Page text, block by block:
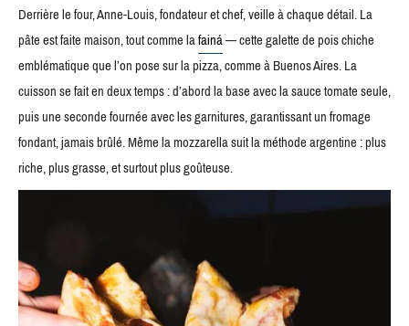
Derrière le four, Anne-Louis, fondateur et chef, veille à chaque détail. La
pâte est faite maison, tout comme lafainá— cette galette de pois chiche
emblématique que l’on pose sur la pizza, comme à Buenos Aires. La
cuisson se fait en deux temps : d’abord la base avec la sauce tomate seule,
puis une seconde fournée avec les garnitures, garantissant un fromage
fondant, jamais brûlé. Même la mozzarella suit la méthode argentine : plus
riche, plus grasse, et surtout plus goûteuse.